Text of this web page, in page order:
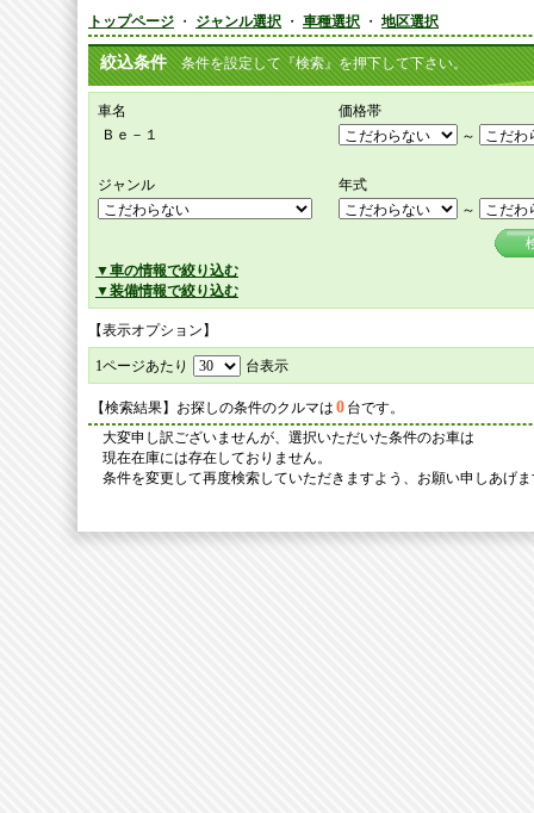
トップページ ・ ジャンル選択 ・ 車種選択 ・ 地区選択
絞込条件 条件を設定して『検索』を押下して下さい。
車名
価格帯
Ｂｅ－１
～
ジャンル
年式
～
▼車の情報で絞り込む
▼装備情報で絞り込む
【表示オプション】
1ページあたり 台表示
【検索結果】お探しの条件のクルマは 0 台です。
大変申し訳ございませんが、選択いただいた条件のお車は
現在在庫には存在しておりません。
条件を変更して再度検索していただきますよう、お願い申しあげ